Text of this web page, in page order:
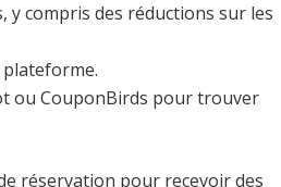
y compris des réductions sur les
ou CouponBirds pour trouver
réservation pour recevoir des